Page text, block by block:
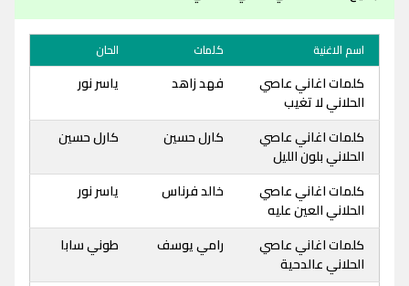
اسم الاغنية كلمات الحان
كلمات اغاني عاصي
الحلاني لا تغيب
فهد زاهد ياسر نور
كلمات اغاني عاصي
الحلاني بلون الليل
كارل حسين كارل حسين
كلمات اغاني عاصي
الحلاني العين عليه
خالد فرناس ياسر نور
كلمات اغاني عاصي
الحلاني عالدحية
رامي يوسف طوني سابا